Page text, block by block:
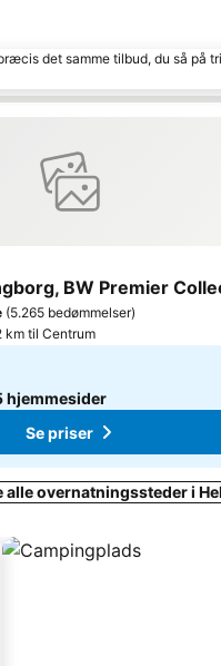
det samme tilbud, du så på
BW Premier
(5.265 bedømmelser)
km til Centrum
hjemmesider
Se priser
alle overnatningssteder i